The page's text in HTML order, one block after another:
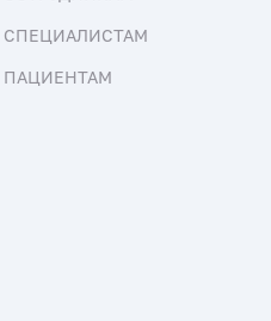
СПЕЦИАЛИСТАМ
ПАЦИЕНТАМ